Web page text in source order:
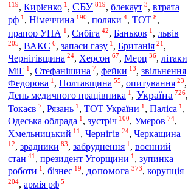
119, Кирієнко 1 , СБУ 819, блекаут 3, втрата
рф 1 , Німеччина 190, поляки 4, ТОТ 8,
прапор УПА 1 , Сибіга 42, Баньков 1 , львів
205, ВАКС 6, запаси газу 1 , Британія 21 ,
Чернігівщина 24, Херсон 67, Мерц 36, літаки
МіГ 1 , Стефанішина 7, фейки 13, звільнення
Федорова 1 , Полтавщина 55, опитування 23,
День медичного працівника 1 , Україна 726,
Токаєв 7, Рязань 1 , ТОТ України 1 , Паліса 1 ,
Одеська облрада 1 , зустріч 100, Умєров 74,
Хмельницький 11 , Чернігів 24, Черкащина
12, зрадники 83, забруднення 1 , воєнний
стан 41 , президент Угорщини 1 , зупинка
роботи 1 , бізнес 19, допомога 373, корупція
204, армія рф 5